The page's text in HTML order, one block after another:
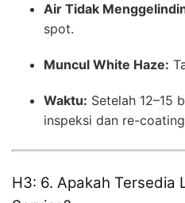
Air Tidak
spot.
Muncul White Haze:
Waktu: Setelah 12–15
inspeksi dan re-
H3: 6. Apakah Tersedia